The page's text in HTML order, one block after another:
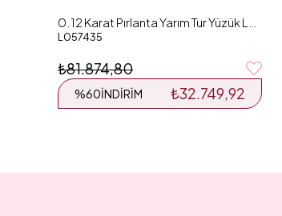
L057435
₺32.749,92
%60İNDIRIM
₺81.874,80